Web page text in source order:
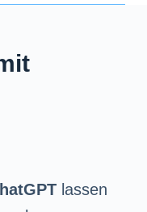
lassen